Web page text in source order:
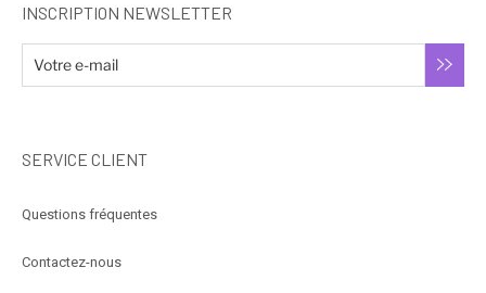
INSCRIPTION NEWSLETTER
SERVICE CLIENT
Questions fréquentes
Contactez-nous